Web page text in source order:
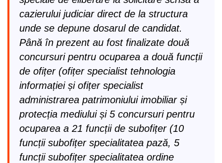
cazierului judiciar direct de la structura
unde se depune dosarul de candidat.
Până în prezent au fost finalizate două
concursuri pentru ocuparea a două funcții
de ofițer (ofițer specialist tehnologia
informației și ofițer specialist
administrarea patrimoniului imobiliar și
protecția mediului și 5 concursuri pentru
ocuparea a 21 funcții de subofițer (10
funcții subofițer specialitatea pază, 5
funcții subofițer specialitatea ordine